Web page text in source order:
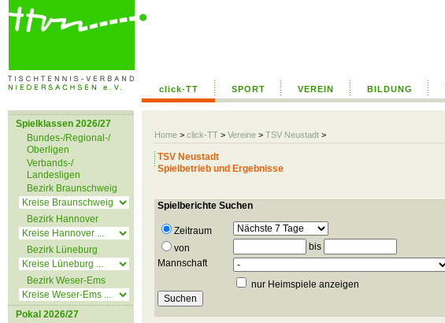
click-TT SPORT VEREIN BILDUNG
Home > click-TT > Vereine > TSV Neustadt >
Spielklassen 2026/27
Bundes-/Regional-/
Oberligen
Verbands-/
Landesligen
Bezirk Braunschweig
Bezirk Hannover
Bezirk Lüneburg
Bezirk Weser-Ems
Pokal 2026/27
TSV Neustadt
Spielbetrieb und Ergebnisse
Spielberichte Suchen
Zeitraum
von
bis
Mannschaft
nur Heimspiele anzeigen